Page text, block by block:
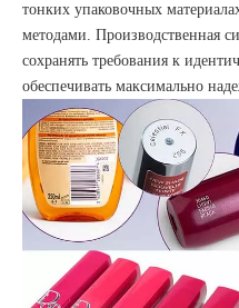
тонких упаковочных
методами. Производственная
сохранять требования к
обеспечивать максимально